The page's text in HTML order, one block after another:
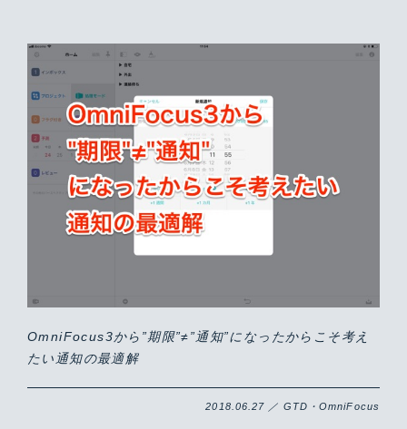
OmniFocus3から”期限”≠”通知”になったからこそ考え
たい通知の最適解
2018.06.27 ／ GTD・OmniFocus